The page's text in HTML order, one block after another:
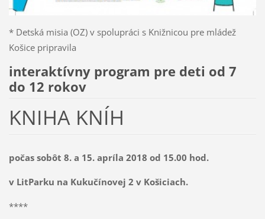
* Detská misia (OZ) v spolupráci s Knižnicou pre mládež
Košice pripravila
interaktívny program pre deti od 7
do 12 rokov
KNIHA KNÍH
počas sobôt 8. a 15. apríla 2018 od 15.00 hod.
v LitParku na Kukučínovej 2 v Košiciach.
****